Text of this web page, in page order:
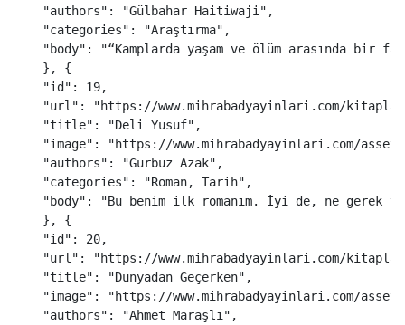
"authors" : "Gülbahar Haitiwaji " ,
"categories" : "Araştırma" ,
"body" : "“Kamplarda yaşam ve ölüm arasında
},
{
"id " : 19,
"url " : "https://www.mihrabadyayinlari.com/
"title" : "Deli Yusuf" ,
"image" : "https://www.mihrabadyayinlari.com/
"authors" : "Gürbüz Azak" ,
"categories" : "Roman, Tarih" ,
"body" : "Bu benim ilk romanım. İyi de, ne gerek
},
{
"id " : 20,
"url " : "https://www.mihrabadyayinlari.com/kitaplar/
"title" : "Dünyadan Geçerken" ,
"image" : "https://www.mihrabadyayinlari.com/
"authors" : "Ahmet Maraşlı " ,